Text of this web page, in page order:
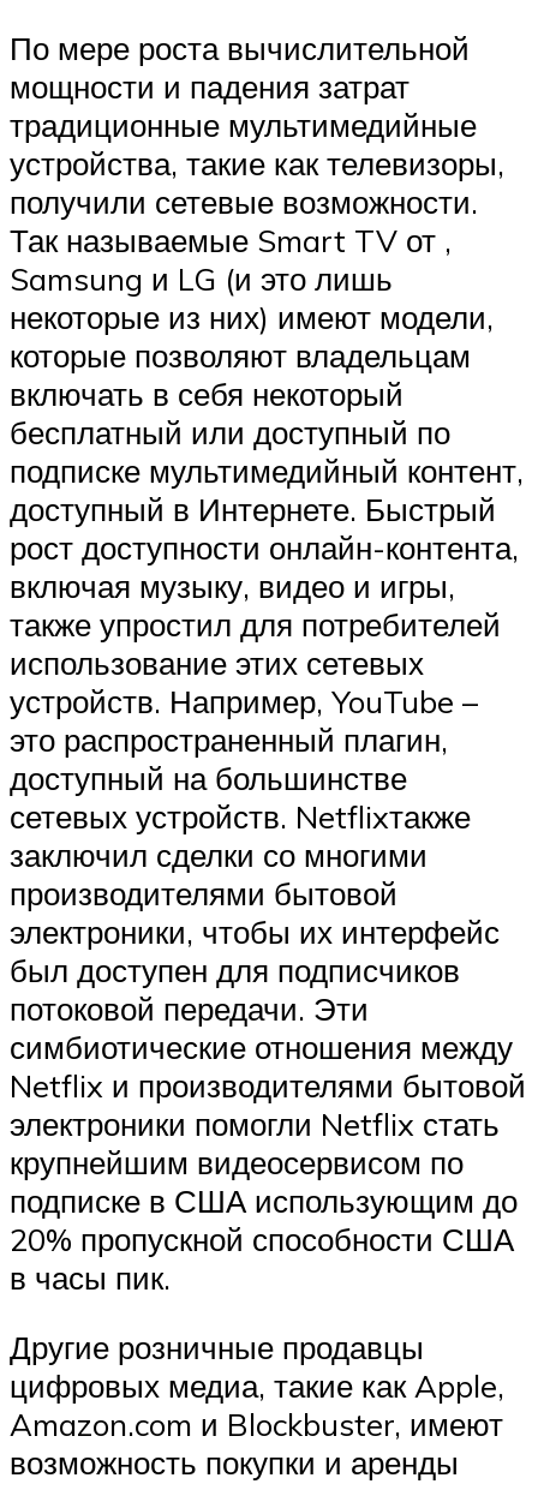
По мере роста вычислительной
мощности и падения затрат
традиционные мультимедийные
устройства, такие как телевизоры,
получили сетевые возможности.
Так называемые Smart TV от ,
Samsung и LG (и это лишь
некоторые из них) имеют модели,
которые позволяют владельцам
включать в себя некоторый
бесплатный или доступный по
подписке мультимедийный контент,
доступный в Интернете. Быстрый
рост доступности онлайн-контента,
включая музыку, видео и игры,
также упростил для потребителей
использование этих сетевых
устройств. Например, YouTube –
это распространенный плагин,
доступный на большинстве
сетевых устройств. Netflixтакже
заключил сделки со многими
производителями бытовой
электроники, чтобы их интерфейс
был доступен для подписчиков
потоковой передачи. Эти
симбиотические отношения между
Netflix и производителями бытовой
электроники помогли Netflix стать
крупнейшим видеосервисом по
подписке в США использующим до
20% пропускной способности США
в часы пик.
Другие розничные продавцы
цифровых медиа, такие как Apple,
Amazon.com и Blockbuster, имеют
возможность покупки и аренды